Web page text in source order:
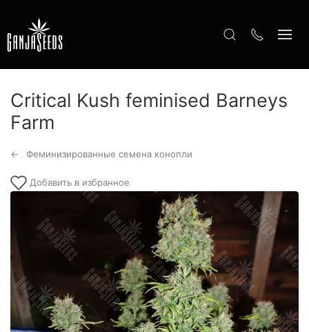
Critical Kush feminised Barneys
Farm
Феминизированные семена конопли
Добавить в избранное